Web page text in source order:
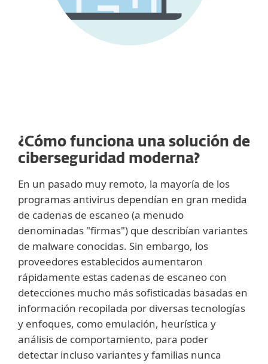
¿Cómo funciona una solución de
ciberseguridad moderna?
En un pasado muy remoto, la mayoría de los
programas antivirus dependían en gran medida
de cadenas de escaneo (a menudo
denominadas "firmas") que describían variantes
de malware conocidas. Sin embargo, los
proveedores establecidos aumentaron
rápidamente estas cadenas de escaneo con
detecciones mucho más sofisticadas basadas en
información recopilada por diversas tecnologías
y enfoques, como emulación, heurística y
análisis de comportamiento, para poder
detectar incluso variantes y familias nunca